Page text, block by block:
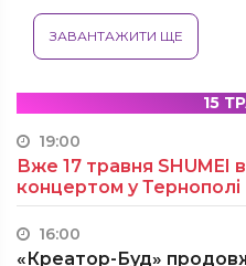
ЗАВАНТАЖИТИ ЩЕ
15
19:00
Вже 17 травня SHUMEI
концертом у Тернополі
16:00
«Креатор-Буд»